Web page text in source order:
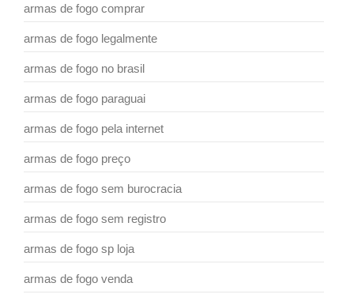
armas de fogo comprar
armas de fogo legalmente
armas de fogo no brasil
armas de fogo paraguai
armas de fogo pela internet
armas de fogo preço
armas de fogo sem burocracia
armas de fogo sem registro
armas de fogo sp loja
armas de fogo venda